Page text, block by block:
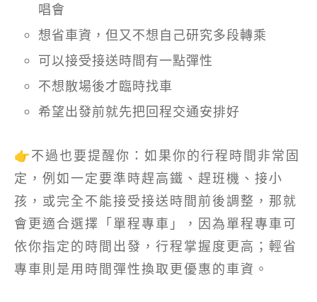
唱會
想省車資，但又不想自己研究多段轉乘
可以接受接送時間有一點彈性
不想散場後才臨時找車
希望出發前就先把回程交通安排好
👉不過也要提醒你：如果你的行程時間非常固
定，例如一定要準時趕高鐵、趕班機、接小
孩，或完全不能接受接送時間前後調整，那就
會更適合選擇「單程專車」，因為單程專車可
依你指定的時間出發，行程掌握度更高；輕省
專車則是用時間彈性換取更優惠的車資。